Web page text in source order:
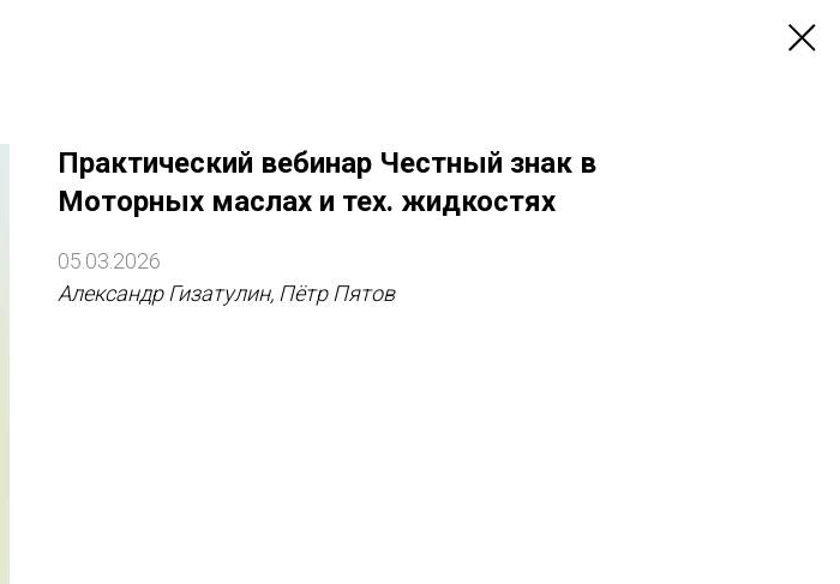
Практический вебинар Честный знак в
Моторных маслах и тех. жидкостях
05.03.2026
Александр Гизатулин, Пётр Пятов